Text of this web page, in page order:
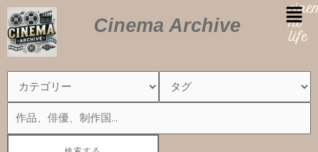
内
容
を
ス
Cinema Archive
no
life